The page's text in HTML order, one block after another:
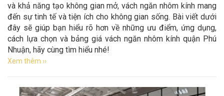
và khả năng tạo không gian mở, vách ngăn nhôm kính mang
đến sự tinh tế và tiện ích cho không gian sống. Bài viết dưới
đây sẽ giúp bạn hiểu rõ hơn về những ưu điểm, ứng dụng,
cách lựa chọn và bảng giá vách ngăn nhôm kính quận Phú
Nhuận, hãy cùng tìm hiểu nhé!
Xem thêm ››